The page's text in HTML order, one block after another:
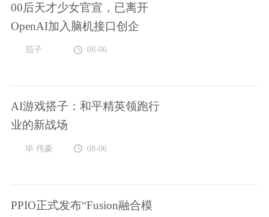
00后天才少女官宣，已离开
OpenAI加入脑机接口创企
茄子 08-06
AI游戏搭子：和平精英领跑行
业的新战场
毕 伟豪 08-06
PPIO正式发布“Fusion融合模